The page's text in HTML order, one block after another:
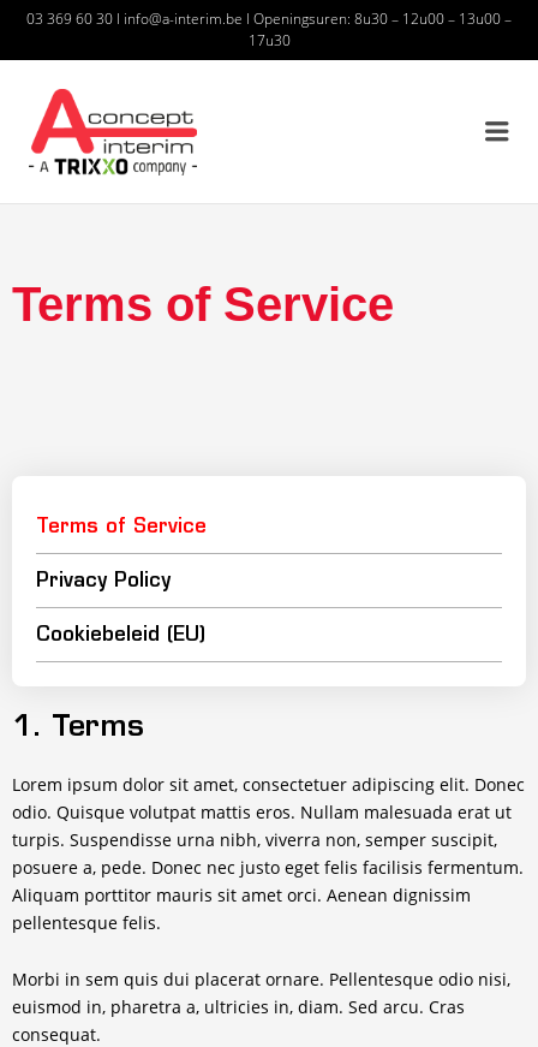
03 369 60 30 I info@a-interim.be I Openingsuren: 8u30 – 12u00 – 13u00 –
17u30
Terms of Service
Terms of Service
Privacy Policy
Cookiebeleid (EU)
1. Terms
Lorem ipsum dolor sit amet, consectetuer adipiscing elit. Donec
odio. Quisque volutpat mattis eros. Nullam malesuada erat ut
turpis. Suspendisse urna nibh, viverra non, semper suscipit,
posuere a, pede. Donec nec justo eget felis facilisis fermentum.
Aliquam porttitor mauris sit amet orci. Aenean dignissim
pellentesque felis.
Morbi in sem quis dui placerat ornare. Pellentesque odio nisi,
euismod in, pharetra a, ultricies in, diam. Sed arcu. Cras
consequat.